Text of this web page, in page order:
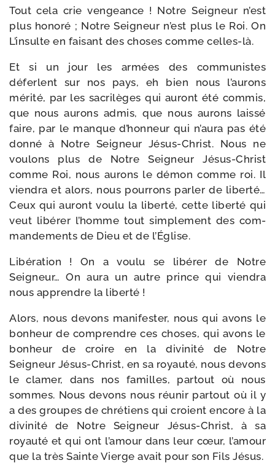
Tout cela crie ven­geance ! Notre Seigneur n’est
plus hono­ré ; Notre Seigneur n’est plus le Roi. On
L’insulte en fai­sant des choses comme celles-là.
Et si un jour les armées des com­mu­nistes
déferlent sur nos pays, eh bien nous l’aurons
méri­té, par les sacri­lèges qui auront été com­mis,
que nous aurons admis, que nous aurons lais­sé
faire, par le manque d’honneur qui n’aura pas été
don­né à Notre Seigneur Jésus-​Christ. Nous ne
vou­lons plus de Notre Seigneur Jésus-​Christ
comme Roi, nous aurons le démon comme roi. Il
vien­dra et alors, nous pour­rons par­ler de liber­té…
Ceux qui auront vou­lu la liber­té, cette liber­té qui
veut libé­rer l’homme tout sim­ple­ment des com­
man­de­ments de Dieu et de l’Église.
Libération ! On a vou­lu se libé­rer de Notre
Seigneur… On aura un autre prince qui vien­dra
nous apprendre la liberté !
Alors, nous devons mani­fes­ter, nous qui avons le
bon­heur de com­prendre ces choses, qui avons le
bon­heur de croire en la divi­ni­té de Notre
Seigneur Jésus-​Christ, en sa royau­té, nous devons
le cla­mer, dans nos familles, par­tout où nous
sommes. Nous devons nous réunir par­tout où il y
a des groupes de chré­tiens qui croient encore à la
divi­ni­té de Notre Seigneur Jésus-​Christ, à sa
royau­té et qui ont l’amour dans leur cœur, l’amour
que la très Sainte Vierge avait pour son Fils Jésus.